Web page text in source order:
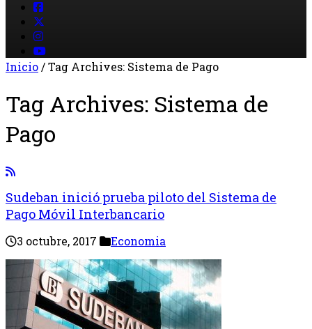
Inicio/Tag Archives: Sistema de Pago
Tag Archives: Sistema de
Pago
Sudeban inició prueba piloto del Sistema de
Pago Móvil Interbancario
3 octubre, 2017 Economia